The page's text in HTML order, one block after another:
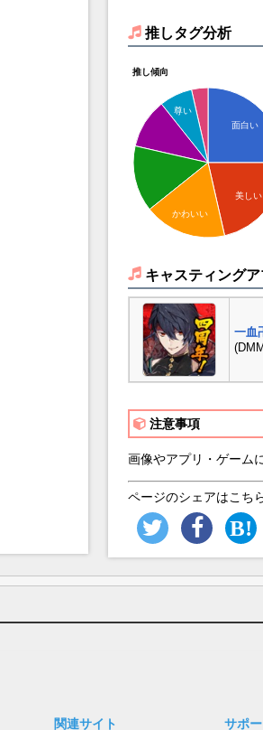
推しタグ分析
推し傾向
面白い
美しい
尊い
かわいい
キャスティングア
一血
注意事項
画像やアプリ・ゲーム
ページのシェアはこち
関連サイト サポ